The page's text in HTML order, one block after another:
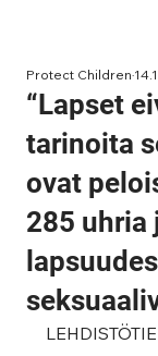
“Lapset
tarinoita
ovat
285 uhria
Protect Children